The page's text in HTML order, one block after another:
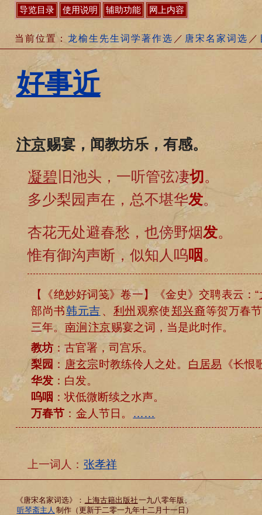
导览目录 使用说明 辅助功能 网上内容
当前位置： 龙榆生先生词学著作选 ／ 唐宋名家词选 ／
好事近
汴京赐宴，闻教坊乐，有感。
凝碧 旧池头，一听管弦凄切 。
多少梨园声在，总不堪华发。
杏花无处避春愁，也傍野烟发。
惟有御沟声断，似知人呜咽 。
【《绝妙好词笺》卷一】《金史》交聘表云：“
部尚书韩元吉 、 利州 观察使郑兴裔等贺万春
三年。 南涧 汴京赐宴之词，当是此时作。
教坊 ：古官署，司宫乐。
梨园 ： 唐玄宗时教练伶人之处。 白居易
《长恨
华发 ：白发。
呜咽 ：状低微断续之水声。
万春节 ： 金 人节日。 ……
上一词人： 张孝祥
《唐宋名家词选》： 上海古籍出版社一九八零年版。
听琴斋主人 制作（更新于二零一九年十二月十一日）